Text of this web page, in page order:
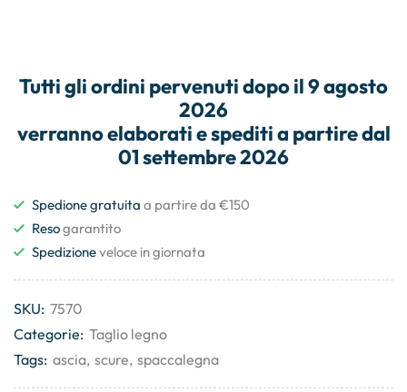
Tutti gliordini pervenuti dopo il9 agosto
2026
verranno elaborati espeditia partire dal
01 settembre 2026
Spedione gratuita a partire da €150
Resogarantito
Spedizioneveloce in giornata
SKU: 7570
Categorie: Taglio legno
Tags: ascia, scure, spaccalegna